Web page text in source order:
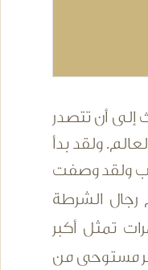
إلى أن تتصدر
ولقد بدأ
رجال الشرطة
تمثل أكبر
مستوحى من